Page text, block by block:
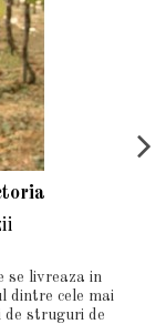
se livreaza in
dintre cele mai
de struguri de